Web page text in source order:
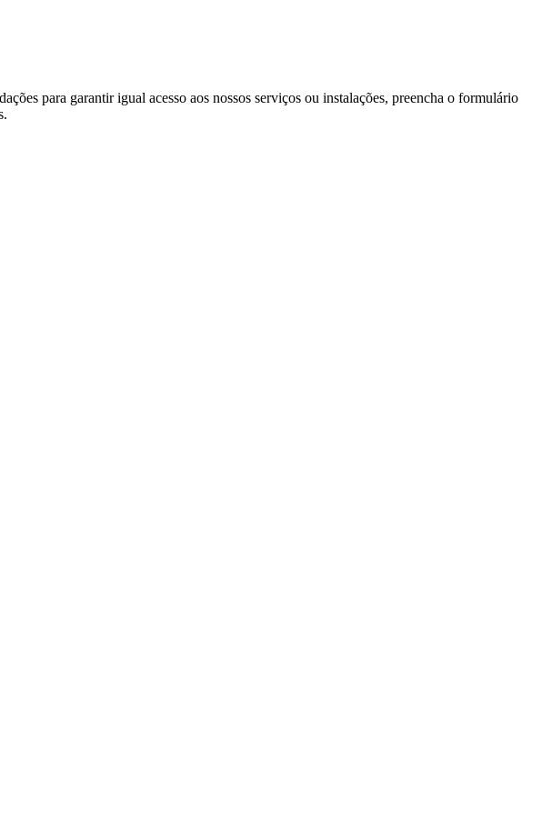
para garantir igual acesso aos nossos serviços ou instalações, preencha o formulário